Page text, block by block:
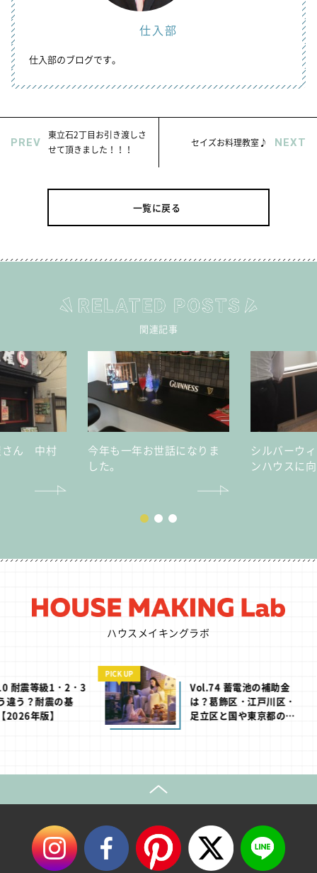
仕入部
仕入部のブログです。
PREV
東立石2丁目お引き渡しさ
せて頂きました！！！
セイズお料理教室♪ NEXT
一覧に戻る
関連記事
さん 中村
今年も一年お世話になりま
した。
シルバーウ
ンハウスに
ハウスメイキングラボ
1・2・3
の基
】
Vol.74 蓄電池の補助金
は？葛飾区・江戸川区・
足立区と国や東京都の助
成制度【2026年版】